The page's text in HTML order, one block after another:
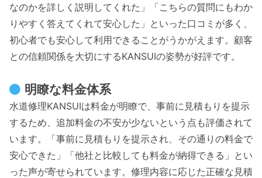
なのかを詳しく説明してくれた」「こちらの質問にもわか
りやすく答えてくれて安心した」といった口コミが多く、
初心者でも安心して利用できることがうかがえます。顧客
との信頼関係を大切にするKANSUIの姿勢が好評です。
明瞭な料金体系
水道修理KANSUIは料金が明瞭で、事前に見積もりを提示
するため、追加料金の不安が少ないという点も評価されて
います。「事前に見積もりを提示され、その通りの料金で
安心できた」「他社と比較しても料金が納得できる」とい
った声が寄せられています。修理内容に応じた正確な見積